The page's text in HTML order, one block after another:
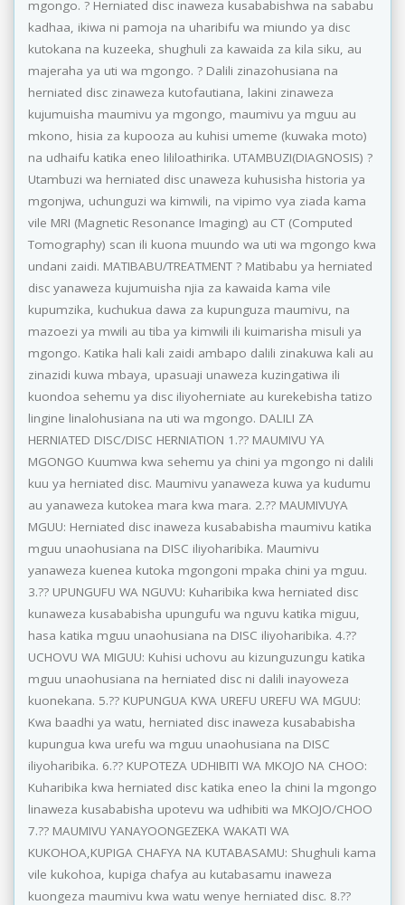
mgongo. ? Herniated disc inaweza kusababishwa na sababu
kadhaa, ikiwa ni pamoja na uharibifu wa miundo ya disc
kutokana na kuzeeka, shughuli za kawaida za kila siku, au
majeraha ya uti wa mgongo. ? Dalili zinazohusiana na
herniated disc zinaweza kutofautiana, lakini zinaweza
kujumuisha maumivu ya mgongo, maumivu ya mguu au
mkono, hisia za kupooza au kuhisi umeme (kuwaka moto)
na udhaifu katika eneo lililoathirika. UTAMBUZI(DIAGNOSIS) ?
Utambuzi wa herniated disc unaweza kuhusisha historia ya
mgonjwa, uchunguzi wa kimwili, na vipimo vya ziada kama
vile MRI (Magnetic Resonance Imaging) au CT (Computed
Tomography) scan ili kuona muundo wa uti wa mgongo kwa
undani zaidi. MATIBABU/TREATMENT ? Matibabu ya herniated
disc yanaweza kujumuisha njia za kawaida kama vile
kupumzika, kuchukua dawa za kupunguza maumivu, na
mazoezi ya mwili au tiba ya kimwili ili kuimarisha misuli ya
mgongo. Katika hali kali zaidi ambapo dalili zinakuwa kali au
zinazidi kuwa mbaya, upasuaji unaweza kuzingatiwa ili
kuondoa sehemu ya disc iliyoherniate au kurekebisha tatizo
lingine linalohusiana na uti wa mgongo. DALILI ZA
HERNIATED DISC/DISC HERNIATION 1.?? MAUMIVU YA
MGONGO Kuumwa kwa sehemu ya chini ya mgongo ni dalili
kuu ya herniated disc. Maumivu yanaweza kuwa ya kudumu
au yanaweza kutokea mara kwa mara. 2.?? MAUMIVUYA
MGUU: Herniated disc inaweza kusababisha maumivu katika
mguu unaohusiana na DISC iliyoharibika. Maumivu
yanaweza kuenea kutoka mgongoni mpaka chini ya mguu.
3.?? UPUNGUFU WA NGUVU: Kuharibika kwa herniated disc
kunaweza kusababisha upungufu wa nguvu katika miguu,
hasa katika mguu unaohusiana na DISC iliyoharibika. 4.??
UCHOVU WA MIGUU: Kuhisi uchovu au kizunguzungu katika
mguu unaohusiana na herniated disc ni dalili inayoweza
kuonekana. 5.?? KUPUNGUA KWA UREFU UREFU WA MGUU:
Kwa baadhi ya watu, herniated disc inaweza kusababisha
kupungua kwa urefu wa mguu unaohusiana na DISC
iliyoharibika. 6.?? KUPOTEZA UDHIBITI WA MKOJO NA CHOO:
Kuharibika kwa herniated disc katika eneo la chini la mgongo
linaweza kusababisha upotevu wa udhibiti wa MKOJO/CHOO
7.?? MAUMIVU YANAYOONGEZEKA WAKATI WA
KUKOHOA,KUPIGA CHAFYA NA KUTABASAMU: Shughuli kama
vile kukohoa, kupiga chafya au kutabasamu inaweza
kuongeza maumivu kwa watu wenye herniated disc. 8.??